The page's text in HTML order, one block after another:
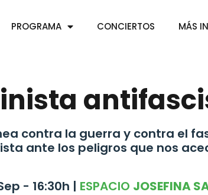
PROGRAMA CONCIERTOS MÁS
contra la guerra y contra el
ante los peligros que nos
- 16:30h | ESPACIO JOSEFINA